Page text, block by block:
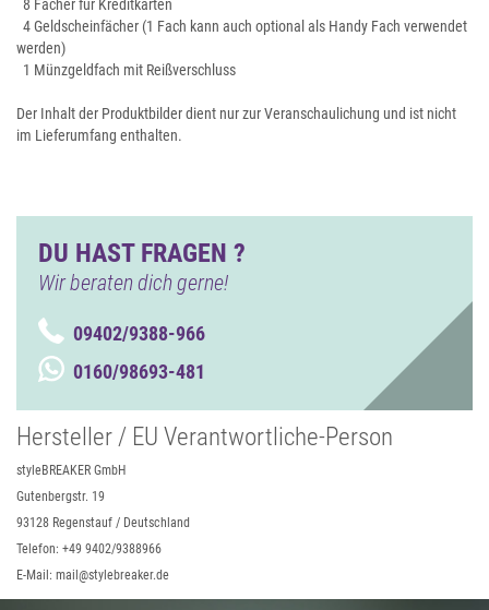
8 Fächer für Kreditkarten
4 Geldscheinfächer (1 Fach kann auch optional als Handy Fach verwendet
werden)
1 Münzgeldfach mit Reißverschluss
Der Inhalt der Produktbilder dient nur zur Veranschaulichung und ist nicht
im Lieferumfang enthalten.
DU HAST FRAGEN ?
Wir beraten dich gerne!
09402/9388-966
0160/98693-481
Hersteller / EU Verantwortliche-Person
styleBREAKER GmbH
Gutenbergstr. 19
93128 Regenstauf / Deutschland
Telefon: +49 9402/9388966
E-Mail: mail@stylebreaker.de